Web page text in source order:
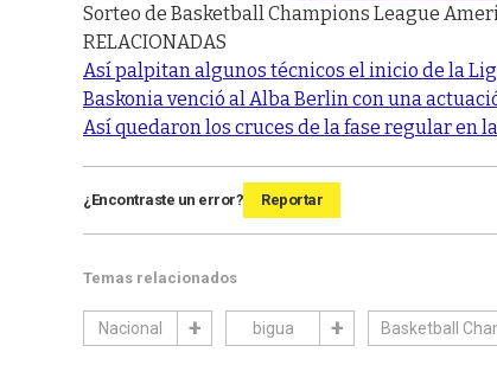
Sorteo de Basketball Champions League
RELACIONADAS
Así palpitan algunos técnicos el inicio de la
Baskonia venció al Alba Berlin con una
Así quedaron los cruces de la fase regular en
¿Encontraste un error? Reportar
Temas relacionados
Nacional bigua Basketball